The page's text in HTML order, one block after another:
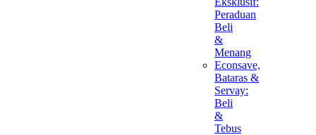
Peraduan
Beli
&
Menang
Econsave,
Bataras &
Servay:
Beli
&
Tebus